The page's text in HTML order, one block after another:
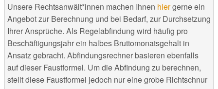
Unsere Rechtsanwält*innen machen Ihnen hiergerne ein
Angebot zur Berechnung und bei Bedarf, zur Durchsetzung
Ihrer Ansprüche. Als Regelabfindung wird häufig pro
Beschäftigungsjahr ein halbes Bruttomonatsgehalt in
Ansatz gebracht. Abfindungsrechner basieren ebenfalls
auf dieser Faustformel. Um die Abfindung zu berechnen,
stellt diese Faustformel jedoch nur eine grobe Richtschnur